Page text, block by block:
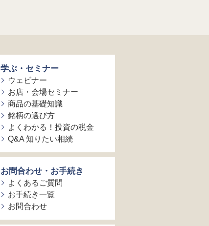
学ぶ・セミナー
ウェビナー
お店・会場セミナー
商品の基礎知識
銘柄の選び方
よくわかる！投資の税金
Q&A 知りたい相続
お問合わせ・お手続き
よくあるご質問
お手続き一覧
お問合わせ